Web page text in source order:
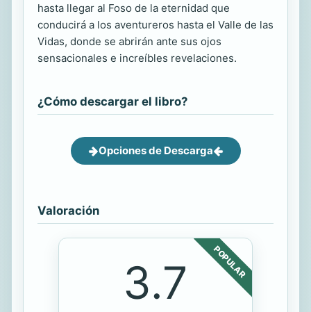
hasta llegar al Foso de la eternidad que
conducirá a los aventureros hasta el Valle de las
Vidas, donde se abrirán ante sus ojos
sensacionales e increíbles revelaciones.
¿Cómo descargar el libro?
Opciones de Descarga
Valoración
POPULAR
3.7